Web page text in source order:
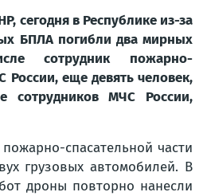
сегодня в Республике из-за
БПЛА погибли два мирных
сотрудник пожарно-
России, еще девять человек,
сотрудников МЧС России,
спасательной части
грузовых автомобилей. В
дроны повторно нанесли